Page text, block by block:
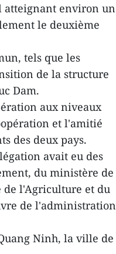
atteignant environ un
le deuxième
tels que les
de la structure
Dam.
aux niveaux
et l'amitié
des deux pays.
avait eu des
du ministère de
l'Agriculture et du
de l'administration
Ninh, la ville de